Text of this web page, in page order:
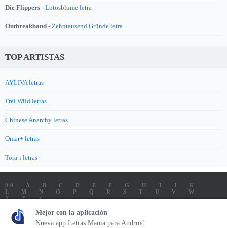
Die Flippers - Lotosblume letra
Outbreakband - Zehntausend Gründe letra
TOP ARTISTAS
AYLIVA letras
Frei.Wild letras
Chinese Anarchy letras
Omar+ letras
Tora-i letras
0-9 A B C D E F G H I J
K
L
M N O P Q R S T U V
W
X
Y
Z
LETRAS
SOUNDTRACK LETRAS
TOP 100 LETRAS
ENVIA LETRAS
Letrasmania.com - Copyright © 2026 - All Rights Reserved
Mejor con la aplicación
Nueva app Letras Mania para Android